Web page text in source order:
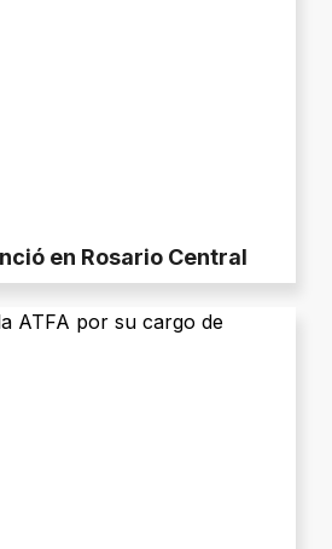
en Rosario Central